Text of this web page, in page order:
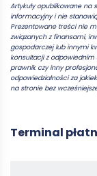
Artykuły opublikowane na
informacyjny i nie
Prezentowane treści nie
związanych z finansami,
gospodarczej lub innymi
konsultacji z
prawnik czy inny
odpowiedzialności za
na stronie bez
Terminal